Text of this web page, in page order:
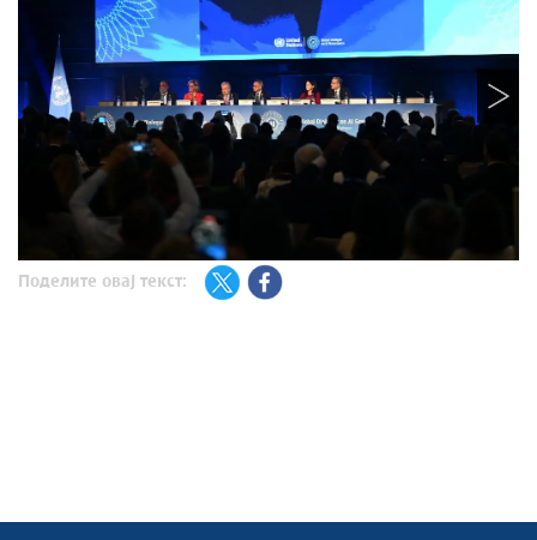
Поделите овај текст: